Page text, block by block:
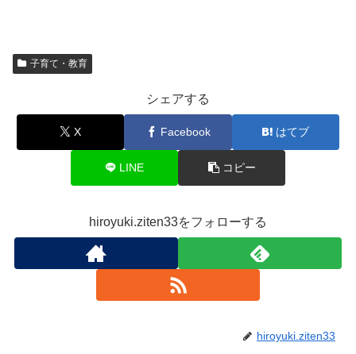
子育て・教育
シェアする
X Facebook はてブ
LINE コピー
hiroyuki.ziten33をフォローする
hiroyuki.ziten33